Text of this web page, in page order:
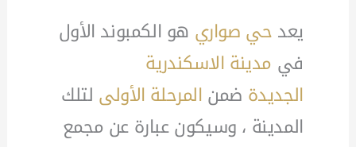
يعدحي صواري هو الكمبوند الأول
في مدينة الاسكندرية
الجديدة ضمنالمرحلة الأولى لتلك
المدينة ، وسيكون عبارة عن مجمع